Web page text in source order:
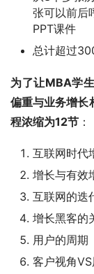
张可以前后
PPT课件
总计超过
为了让MBA学
偏重与业务增长
程浓缩为12节 ：
互联网时代
增长与有效
互联网的迭
增长黑客的
用户的周期
客户视角